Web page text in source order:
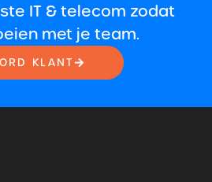
IT & telecom zodat
met je team.
KLANT